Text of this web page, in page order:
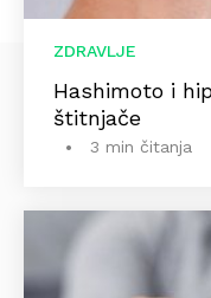
ZDRAVLJE
Hashimoto i
štitnjače
3 min čitanja